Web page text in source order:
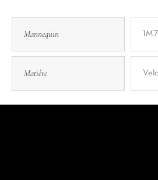
Mannequin
Matière